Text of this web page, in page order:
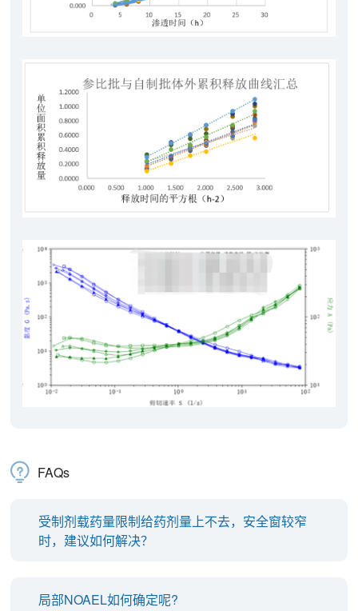
FAQs
受制剂载药量限制给药剂量上不去，安全窗较窄
时，建议如何解决？
局部NOAEL如何确定呢?